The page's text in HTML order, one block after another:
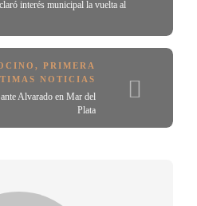
interés municipal la vuelta al
, PRIMERA
NOTICIAS
Alvarado en Mar del
Plata